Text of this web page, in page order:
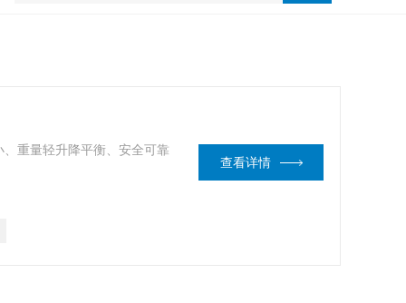
重量轻升降平衡、安全可靠
查看详情